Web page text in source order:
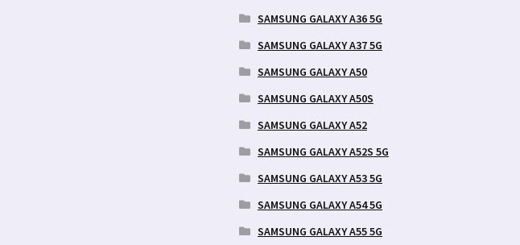
SAMSUNG GALAXY A36 5G
SAMSUNG GALAXY A37 5G
SAMSUNG GALAXY A50
SAMSUNG GALAXY A50S
SAMSUNG GALAXY A52
SAMSUNG GALAXY A52S 5G
SAMSUNG GALAXY A53 5G
SAMSUNG GALAXY A54 5G
SAMSUNG GALAXY A55 5G